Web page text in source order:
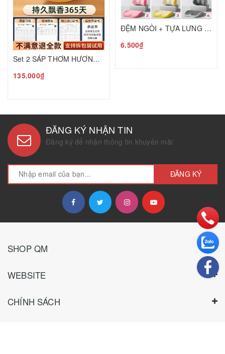
Set 2 SÁP THƠM HƯƠNG HOA MỘC T25050601
135.000₫
ĐỆM NGỒI + TỰA LƯNG CAO CẤP BẢO VỆ CỘT SỐNG C25050205
6.500₫
ĐĂNG KÝ NHẬN TIN
Đăng ký để nhận thông tin khuyến mãi
ĐĂNG KÝ
SHOP QM
WEBSITE
CHÍNH SÁCH